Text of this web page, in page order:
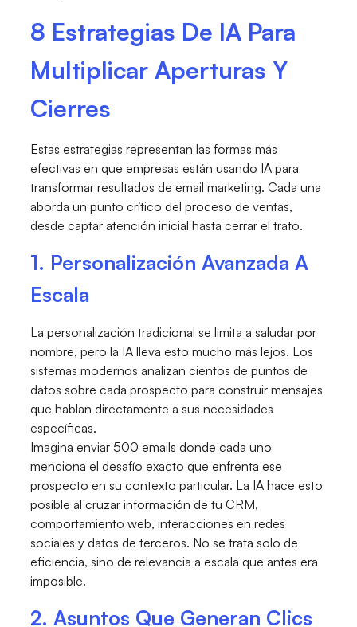
8 Estrategias De IA Para
Multiplicar Aperturas Y
Cierres
Estas estrategias representan las formas más
efectivas en que empresas están usando IA para
transformar resultados de email marketing. Cada una
aborda un punto crítico del proceso de ventas,
desde captar atención inicial hasta cerrar el trato.
1. Personalización Avanzada A
Escala
La personalización tradicional se limita a saludar por
nombre, pero la IA lleva esto mucho más lejos. Los
sistemas modernos analizan cientos de puntos de
datos sobre cada prospecto para construir mensajes
que hablan directamente a sus necesidades
específicas.
Imagina enviar 500 emails donde cada uno
menciona el desafío exacto que enfrenta ese
prospecto en su contexto particular. La IA hace esto
posible al cruzar información de tu CRM,
comportamiento web, interacciones en redes
sociales y datos de terceros. No se trata solo de
eficiencia, sino de relevancia a escala que antes era
imposible.
2. Asuntos Que Generan Clics